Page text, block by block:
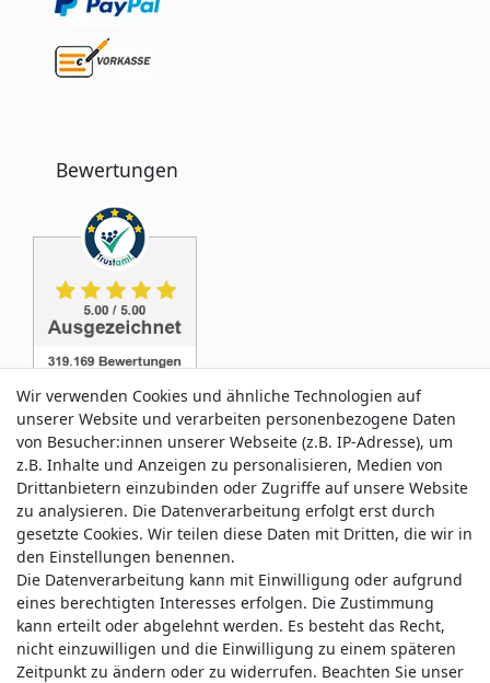
Bewertungen
Service & Kontakt
Wünschen Sie einen Rückruf?
service@allmyclothes.de
Schreiben Sie uns:
service@allmyclothes.de
Wir verwenden Cookies und ähnliche Technologien auf
unserer Website und verarbeiten personenbezogene Daten
von Besucher:innen unserer Webseite (z.B. IP-Adresse), um
z.B. Inhalte und Anzeigen zu personalisieren, Medien von
Drittanbietern einzubinden oder Zugriffe auf unsere Website
zu analysieren. Die Datenverarbeitung erfolgt erst durch
gesetzte Cookies. Wir teilen diese Daten mit Dritten, die wir in
den Einstellungen benennen.
Die Datenverarbeitung kann mit Einwilligung oder aufgrund
eines berechtigten Interesses erfolgen. Die Zustimmung
kann erteilt oder abgelehnt werden. Es besteht das Recht,
nicht einzuwilligen und die Einwilligung zu einem späteren
Zeitpunkt zu ändern oder zu widerrufen. Beachten Sie unser